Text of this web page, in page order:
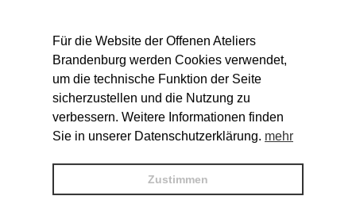
Für die Website der Offenen Ateliers
Brandenburg werden Cookies verwendet,
um die technische Funktion der Seite
sicherzustellen und die Nutzung zu
verbessern. Weitere Informationen finden
Sie in unserer Datenschutzerklärung. mehr
Zustimmen